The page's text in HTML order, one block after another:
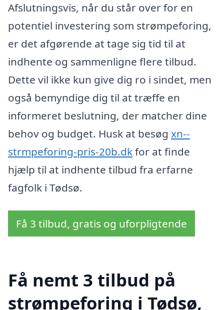
Afslutningsvis, når du står over for en
potentiel investering som strømpeforing,
er det afgørende at tage sig tid til at
indhente og sammenligne flere tilbud.
Dette vil ikke kun give dig ro i sindet, men
også bemyndige dig til at træffe en
informeret beslutning, der matcher dine
behov og budget. Husk at besøg xn--
strmpeforing-pris-20b.dkfor at finde
hjælp til at indhente tilbud fra erfarne
fagfolk i Tødsø.
Få 3 tilbud, gratis og uforpligtende
Få nemt 3 tilbud på
strømpeforing i Tødsø,